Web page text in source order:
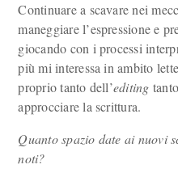
Continuare a scavare nei
maneggiare l’espressione e
giocando con i processi
più mi interessa in ambito
proprio tanto dell’editing
approcciare la scrittura.
Quanto spazio date ai nuovi
noti?